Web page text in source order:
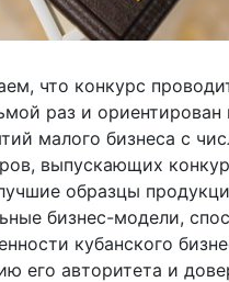
что конкурс
раз и
малого бизнеса с
выпускающих
образцы
бизнес-модели,
кубанского
его авторитета и